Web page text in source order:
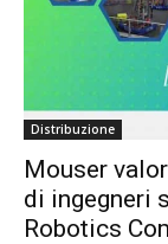
Distribuzione
Mouser
di ingegneri
Robotics